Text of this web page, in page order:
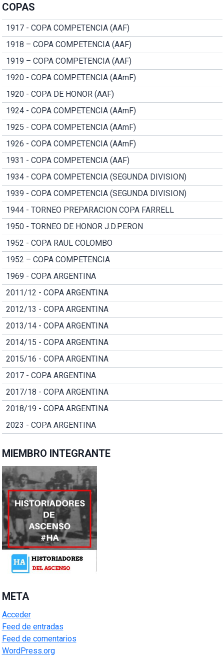
COPAS
1917 - COPA COMPETENCIA (AAF)
1918 – COPA COMPETENCIA (AAF)
1919 – COPA COMPETENCIA (AAF)
1920 - COPA COMPETENCIA (AAmF)
1920 - COPA DE HONOR (AAF)
1924 - COPA COMPETENCIA (AAmF)
1925 - COPA COMPETENCIA (AAmF)
1926 - COPA COMPETENCIA (AAmF)
1931 - COPA COMPETENCIA (AAF)
1934 - COPA COMPETENCIA (SEGUNDA DIVISION)
1939 - COPA COMPETENCIA (SEGUNDA DIVISION)
1944 - TORNEO PREPARACION COPA FARRELL
1950 - TORNEO DE HONOR J.D.PERON
1952 - COPA RAUL COLOMBO
1952 – COPA COMPETENCIA
1969 - COPA ARGENTINA
2011/12 - COPA ARGENTINA
2012/13 - COPA ARGENTINA
2013/14 - COPA ARGENTINA
2014/15 - COPA ARGENTINA
2015/16 - COPA ARGENTINA
2017 - COPA ARGENTINA
2017/18 - COPA ARGENTINA
2018/19 - COPA ARGENTINA
2023 - COPA ARGENTINA
MIEMBRO INTEGRANTE
META
Acceder
Feed de entradas
Feed de comentarios
WordPress.org